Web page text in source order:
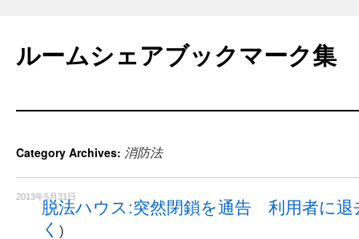
content
ルームシェアブックマーク集
Category Archives: 消防法
2013年5月31日
脱法ハウス:突然閉鎖を通告 利用者に退
く )